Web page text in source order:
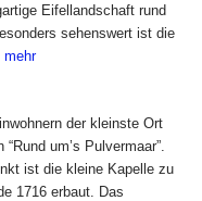
Eifellandschaft rund
sehenswert ist die
mehr
der kleinste Ort
um’s Pulvermaar”.
ist die kleine Kapelle zu
1716 erbaut. Das